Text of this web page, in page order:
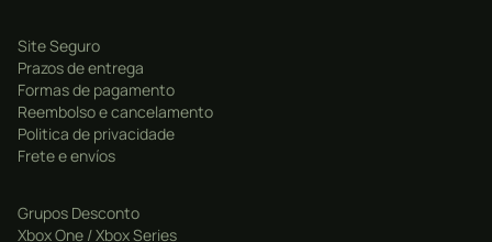
Site Seguro
Prazos de entrega
Formas de pagamento
Reembolso e cancelamento
Politica de privacidade
Frete e envíos
Grupos Desconto
Xbox One / Xbox Series